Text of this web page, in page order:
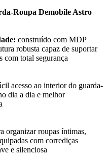
Roupa Demobile Astro
construído com MDP
robusta capaz de suportar
com total segurança
acesso ao interior do guarda-
dia a dia e melhor
organizar roupas íntimas,
com corrediças
e silenciosa